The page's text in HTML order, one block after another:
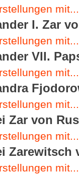
mit...
I. Zar
mit...
VII.
mit...
mit...
Zar von
mit...
Zarewitsch
mit...